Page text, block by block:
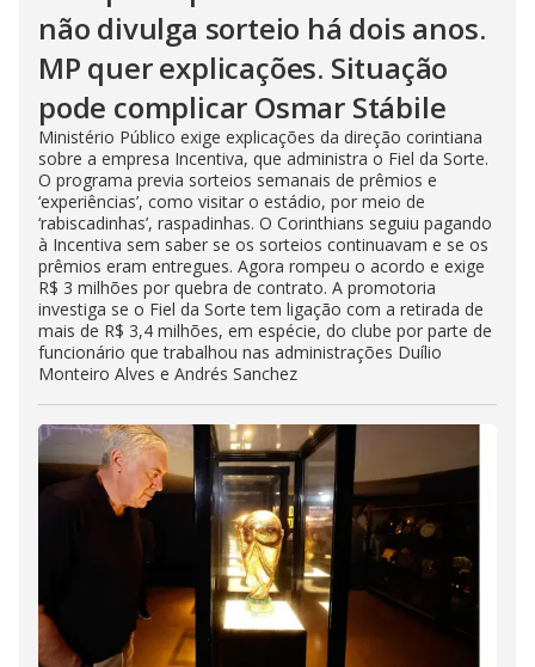
não divulga sorteio há dois anos.
MP quer explicações. Situação
pode complicar Osmar Stábile
Ministério Público exige explicações da direção corintiana
sobre a empresa Incentiva, que administra o Fiel da Sorte.
O programa previa sorteios semanais de prêmios e
‘experiências’, como visitar o estádio, por meio de
‘rabiscadinhas’, raspadinhas. O Corinthians seguiu pagando
à Incentiva sem saber se os sorteios continuavam e se os
prêmios eram entregues. Agora rompeu o acordo e exige
R$ 3 milhões por quebra de contrato. A promotoria
investiga se o Fiel da Sorte tem ligação com a retirada de
mais de R$ 3,4 milhões, em espécie, do clube por parte de
funcionário que trabalhou nas administrações Duílio
Monteiro Alves e Andrés Sanchez